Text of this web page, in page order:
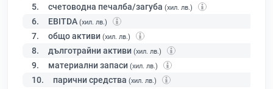
5. счетоводна печалба/загуба (хил. лв.)
6. EBITDA (хил. лв.)
7. общо активи (хил. лв.)
8. дълготрайни активи (хил. лв.)
9. материални запаси (хил. лв.)
10. парични средства (хил. лв.)